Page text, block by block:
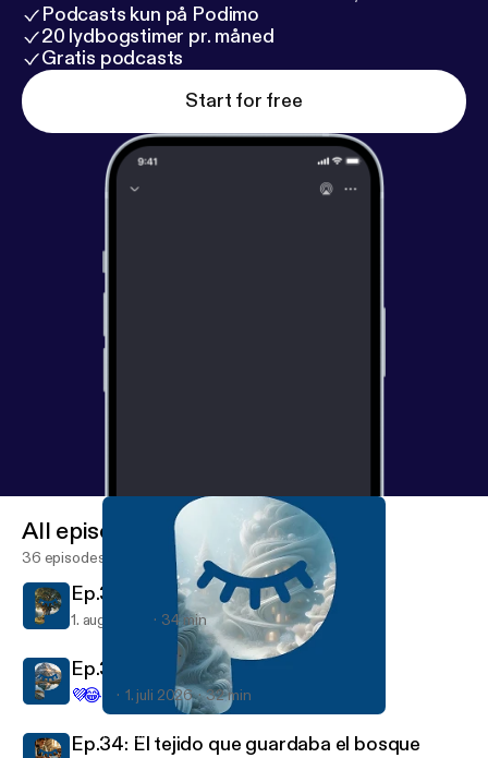
profundamente y déjate llevar por la corriente suave
de este sueño reparador.
Podcasts kun på Podimo
20 lydbogstimer pr. måned
Gratis podcasts
Start for free
El Podcast para Dormir
All episodes
36 episodes
Ep.36: El susurro de las raices
1. aug. 2026 34 min
Ep.35: El silencio de la montaña
💜😂 1. juli 2026 32 min
Ep.34: El tejido que guardaba el bosque